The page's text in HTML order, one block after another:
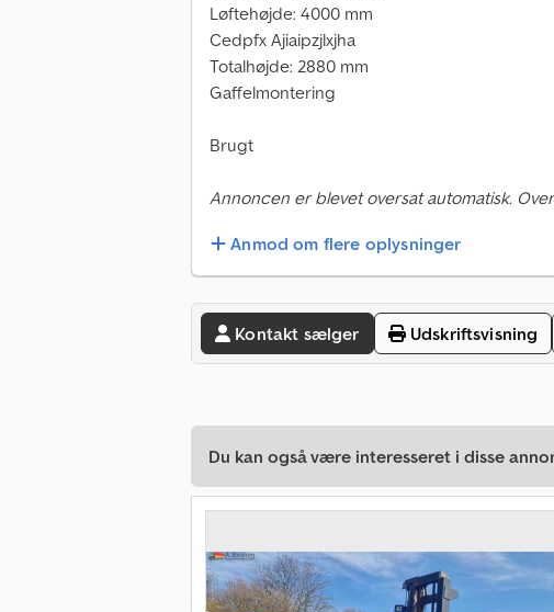
Løftehøjde: 4000 mm
Cedpfx Ajiaipzjlxjha
Totalhøjde: 2880 mm
Gaffelmontering
Brugt
Annoncen er blevet oversat automatisk.
Anmod om flere oplysninger
Kontakt sælger Udskriftsvisning
Du kan også være interesseret i disse